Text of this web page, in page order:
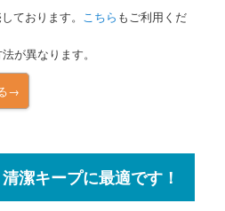
ております。 こちら もご利用くだ
が異なります。
→
潔キープに最適です！